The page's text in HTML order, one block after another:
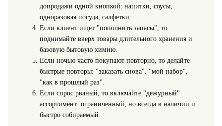
допродажи одной кнопкой: напитки, соусы,
одноразовая посуда, салфетки.
Если клиент ищет "пополнить запасы", то
поднимайте вверх товары длительного хранения и
базовую бытовую химию.
Если ночью часто покупают повторно, то делайте
быстрые повторы: "заказать снова", "мой набор",
"как в прошлый раз".
Если спрос рваный, то включайте "дежурный"
ассортимент: ограниченный, но всегда в наличии и
быстро собираемый.